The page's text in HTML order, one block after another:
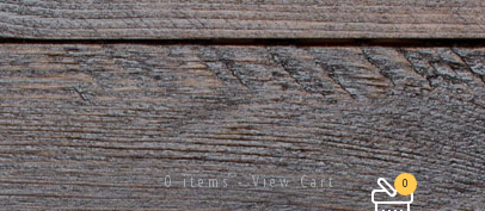
0
0 items - View Cart